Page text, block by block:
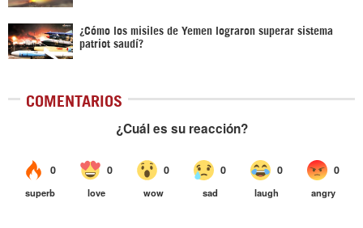
¿Cómo los misiles de Yemen lograron superar sistema
patriot saudí?
COMENTARIOS